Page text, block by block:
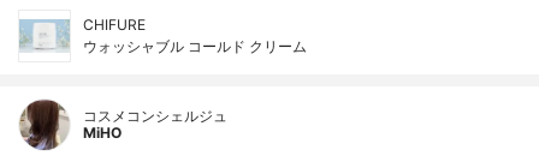
CHIFURE
ウォッシャブル コールド クリーム
コスメコンシェルジュ
MiHO